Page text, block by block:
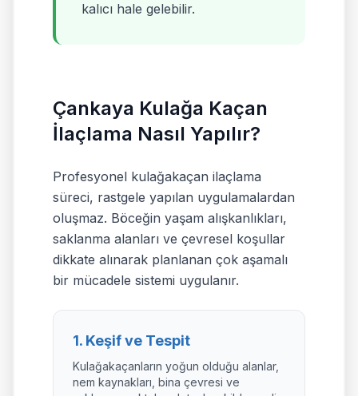
kalıcı hale gelebilir.
Çankaya Kulağa Kaçan
İlaçlama Nasıl Yapılır?
Profesyonel kulağakaçan ilaçlama
süreci, rastgele yapılan uygulamalardan
oluşmaz. Böceğin yaşam alışkanlıkları,
saklanma alanları ve çevresel koşullar
dikkate alınarak planlanan çok aşamalı
bir mücadele sistemi uygulanır.
1. Keşif ve Tespit
Kulağakaçanların yoğun olduğu alanlar,
nem kaynakları, bina çevresi ve